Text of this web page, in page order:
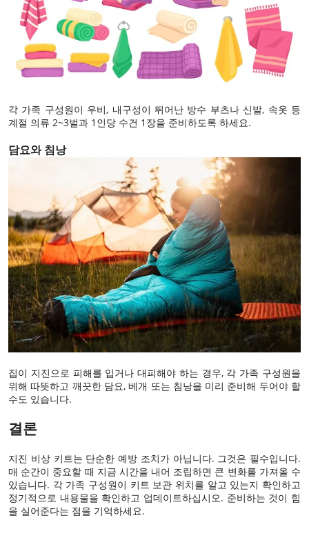
각 가족 구성원이 우비, 내구성이 뛰어난 방수 부츠나 신발, 속옷 등
계절 의류 2~3벌과 1인당 수건 1장을 준비하도록 하세요.
담요와 침낭
집이 지진으로 피해를 입거나 대피해야 하는 경우, 각 가족 구성원을
위해 따뜻하고 깨끗한 담요, 베개 또는 침낭을 미리 준비해 두어야 할
수도 있습니다.
결론
지진 비상 키트는 단순한 예방 조치가 아닙니다. 그것은 필수입니다.
매 순간이 중요할 때 지금 시간을 내어 조립하면 큰 변화를 가져올 수
있습니다. 각 가족 구성원이 키트 보관 위치를 알고 있는지 확인하고
정기적으로 내용물을 확인하고 업데이트하십시오. 준비하는 것이 힘
을 실어준다는 점을 기억하세요.